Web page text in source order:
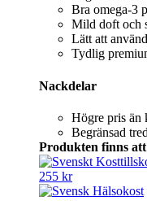
Bra omega-3
Mild doft och
Lätt att
Tydlig
Nackdelar
Högre pris än
Begränsad
Produkten finns
255 kr